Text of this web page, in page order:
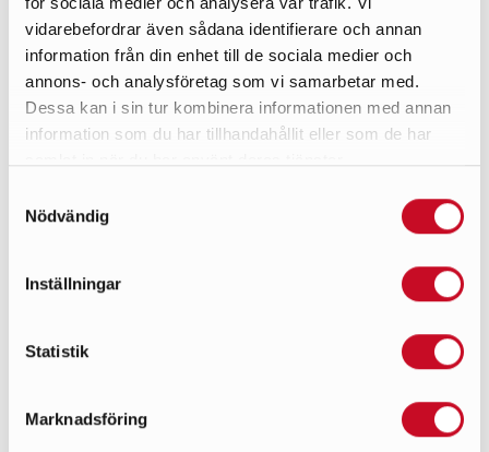
vidarebefordrar även sådana identifierare och annan
information från din enhet till de sociala medier och
annons- och analysföretag som vi samarbetar med.
Dessa kan i sin tur kombinera informationen med annan
information som du har tillhandahållit eller som de har
Nödvändig
Inställningar
Statistik
Marknadsföring